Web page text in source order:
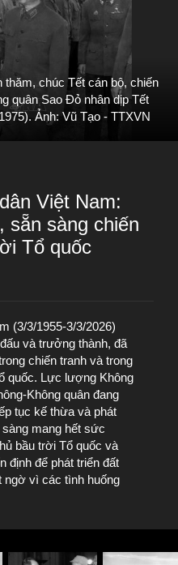
chúc Tết cán bộ, chiến
quân Sao Đỏ nhân dịp Tết
Ảnh: Vũ Tạo - TTXVN
Việt Nam:
sẵn sàng chiến
Tổ quốc
(3/3/1955-3/3/2026)
và trưởng thành, đã
chiến tranh và trong
quốc. Lực lượng Không
Không quân đang
tục kế thừa và phát
mang hết sức
bầu trời Tổ quốc và
định để phát triển đất
ngờ vì các tình huống